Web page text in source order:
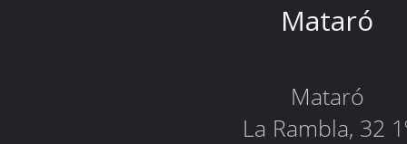
Mataró
Mataró
La Rambla, 32